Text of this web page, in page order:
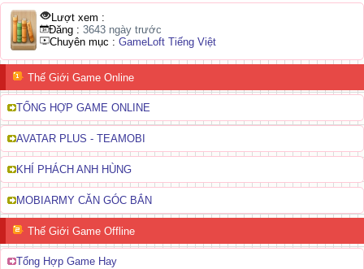
Lượt xem :
Đăng : 3643 ngày trước
Chuyên mục : GameLoft Tiếng Việt
Thế Giới Game Online
TỔNG HỢP GAME ONLINE
AVATAR PLUS - TEAMOBI
KHÍ PHÁCH ANH HÙNG
MOBIARMY CĂN GÓC BẮN
Thế Giới Game Offline
Tổng Hợp Game Hay